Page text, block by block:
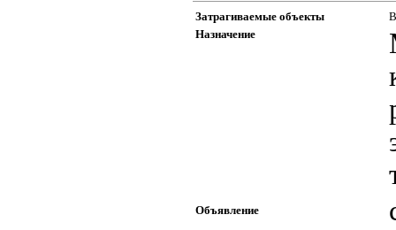
Затрагиваемые объекты
Назначение
Объявление